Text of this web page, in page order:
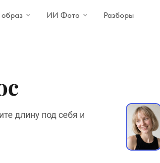
ИИ Фото Разборы
длину под себя и